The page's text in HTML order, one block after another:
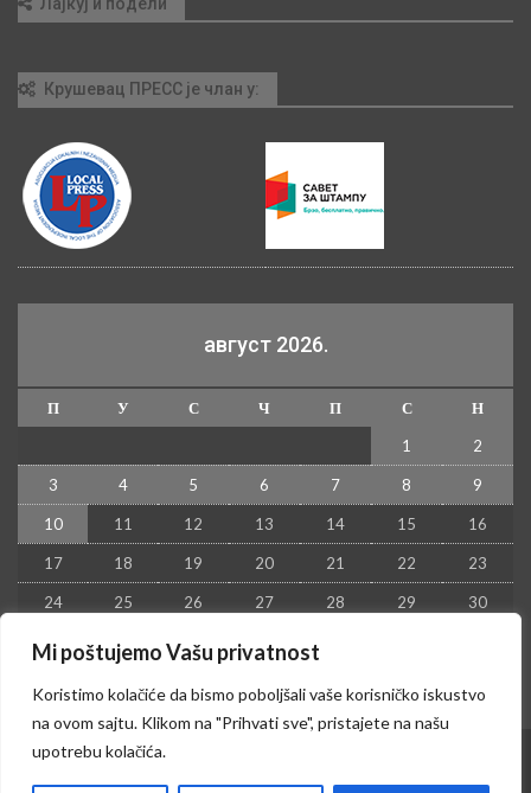
Mi poštujemo Vašu privatnost
Koristimo kolačiće da bismo poboljšali vaše korisničko iskustvo
na ovom sajtu. Klikom na "Prihvati sve", pristajete na našu
upotrebu kolačića.
Лајкуј и подели
Крушевац ПРЕСС је члан у:
август 2026.
П У С Ч П С
Н
1
2
3 4 5 6 7 8 9
10 11 12 13 14 15 16
17 18 19 20 21 22 23
24 25 26 27 28 29 30
31